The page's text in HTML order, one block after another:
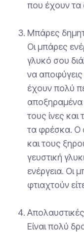
που έχουν τα
Μπάρες
Οι μπάρες
γλυκό σου
να
έχουν πολύ
αποξηραμένα
τους ίνες
τα φρέσκα. Ο
και τους
γευστική
ενέργεια. Οι
φτιαχτούν
Είναι πολύ